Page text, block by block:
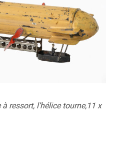
ressort, l’hélice tourne,11 x